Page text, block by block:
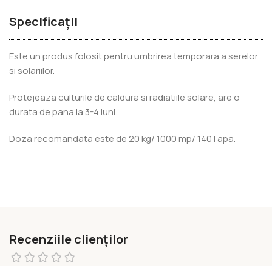
Specificații
Este un produs folosit pentru umbrirea temporara a serelor
si solariilor.
Protejeaza culturile de caldura si radiatiile solare, are o
durata de pana la 3-4 luni.
Doza recomandata este de 20 kg/ 1000 mp/ 140 l apa.
Recenziile clienților